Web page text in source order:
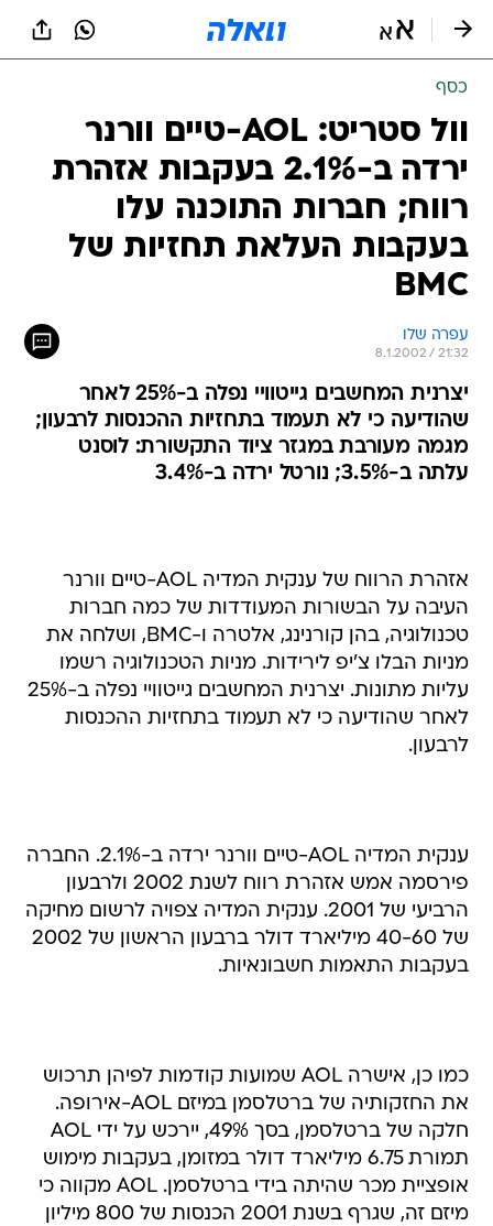
כסף
וול סטריט: AOL-טיים וורנר
ירדה ב-2.1% בעקבות אזהרת
רווח; חברות התוכנה עלו
בעקבות העלאת תחזיות של
BMC
עפרה שלו
8.1.2002 / 21:32
יצרנית המחשבים גייטוויי נפלה ב-25% לאחר
שהודיעה כי לא תעמוד בתחזיות ההכנסות לרבעון;
מגמה מעורבת במגזר ציוד התקשורת: לוסנט
עלתה ב-3.5%; נורטל ירדה ב-3.4%
אזהרת הרווח של ענקית המדיה AOL-טיים וורנר
העיבה על הבשורות המעודדות של כמה חברות
טכנולוגיה, בהן קורנינג, אלטרה ו-BMC, ושלחה את
מניות הבלו צ'יפ לירידות. מניות הטכנולוגיה רשמו
עליות מתונות. יצרנית המחשבים גייטוויי נפלה ב-25%
לאחר שהודיעה כי לא תעמוד בתחזיות ההכנסות
לרבעון.
ענקית המדיה AOL-טיים וורנר ירדה ב-2.1%. החברה
פירסמה אמש אזהרת רווח לשנת 2002 ולרבעון
הרביעי של 2001. ענקית המדיה צפויה לרשום מחיקה
של 40-60 מיליארד דולר ברבעון הראשון של 2002
בעקבות התאמות חשבונאיות.
כמו כן, אישרה AOL שמועות קודמות לפיהן תרכוש
את החזקותיה של ברטלסמן במיזם AOL-אירופה.
חלקה של ברטלסמן, בסך 49%, יירכש על ידי AOL
תמורת 6.75 מיליארד דולר במזומן, בעקבות מימוש
אופציית מכר שהיתה בידי ברטלסמן. AOL מקווה כי
מיזם זה, שגרף בשנת 2001 הכנסות של 800 מיליון